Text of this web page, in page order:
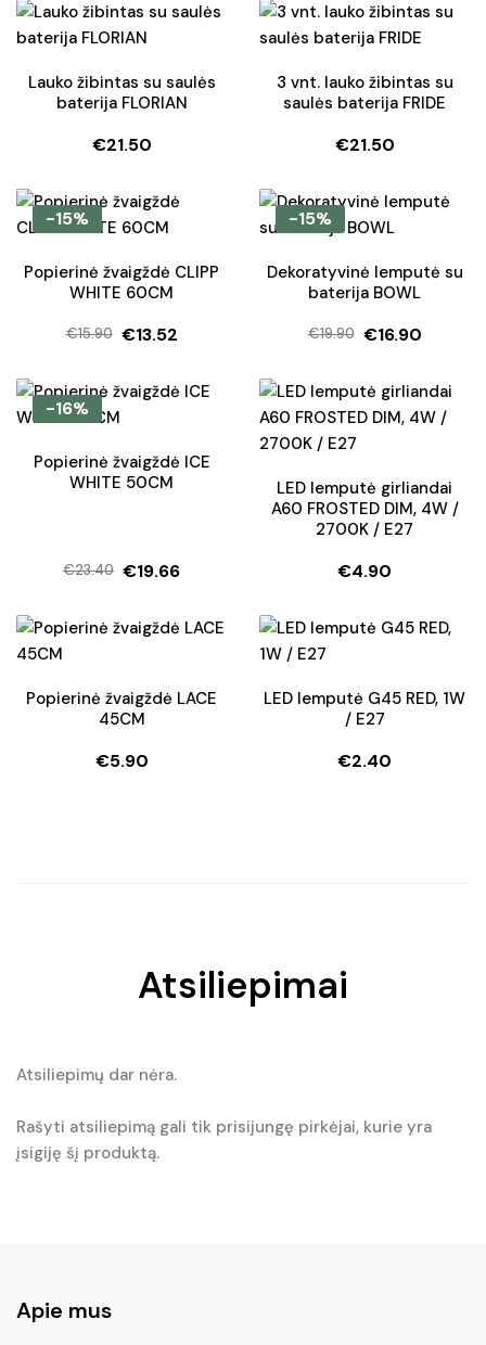
Lauko žibintas su saulės
baterija FLORIAN
€21.50
3 vnt. lauko žibintas su
saulės baterija FRIDE
€21.50
-15%
Popierinė žvaigždė CLIPP
WHITE 60CM
€15.90
Original
was:
€13.52
Current
is:
-15%
Dekoratyvinė lemputė su
baterija BOWL
€19.90
Original
was:
€19.90.
€16.90
Current
is:
€16.90.
-16%
Popierinė žvaigždė ICE
WHITE 50CM
€23.40
Original
was:
€19.66
Current
is:
LED lemputė girliandai
A60 FROSTED DIM, 4W /
2700K / E27
€4.90
Popierinė žvaigždė LACE
45CM
€5.90
LED lemputė G45 RED, 1W
/ E27
€2.40
Atsiliepimai
Atsiliepimų dar nėra.
Rašyti atsiliepimą gali tik prisijungę pirkėjai, kurie yra
įsigiję šį produktą.
Apie mus